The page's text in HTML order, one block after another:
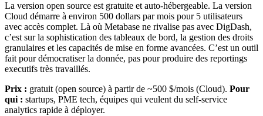
La version open source est gratuite et auto-hébergeable. La version
Cloud démarre à environ 500 dollars par mois pour 5 utilisateurs
avec accès complet. Là où Metabase ne rivalise pas avec DigDash,
c’est sur la sophistication des tableaux de bord, la gestion des droits
granulaires et les capacités de mise en forme avancées. C’est un outil
fait pour démocratiser la donnée, pas pour produire des reportings
executifs très travaillés.
Prix : gratuit (open source) à partir de ~500 $/mois (Cloud). Pour
qui : startups, PME tech, équipes qui veulent du self-service
analytics rapide à déployer.